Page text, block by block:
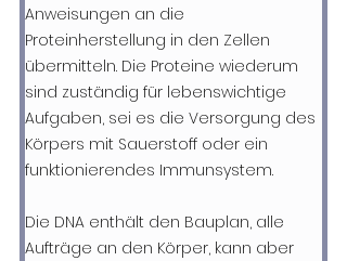
Anweisungen an die
Proteinherstellung in den Zellen
übermitteln. Die Proteine wiederum
sind zuständig für lebenswichtige
Aufgaben, sei es die Versorgung des
Körpers mit Sauerstoff oder ein
funktionierendes Immunsystem.
Die DNA enthält den Bauplan, alle
Aufträge an den Körper, kann aber